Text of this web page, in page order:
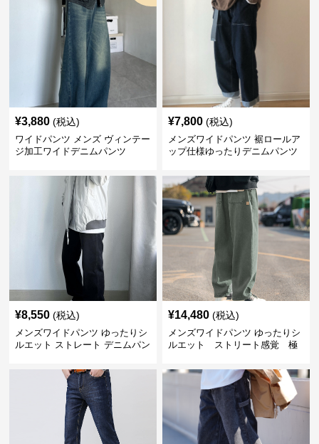
¥3,880 (税込)
ワイドパンツ メンズ ヴィンテー
ジ加工ワイドデニムパンツ
¥7,800 (税込)
メンズワイドパンツ 裾ロールア
ップ仕様ゆったりデニムパンツ
¥8,550 (税込)
メンズワイドパンツ ゆったりシ
ルエット ストレート デニムパン
¥14,480 (税込)
メンズワイドパンツ ゆったりシ
ルエット ストリート感覚 極